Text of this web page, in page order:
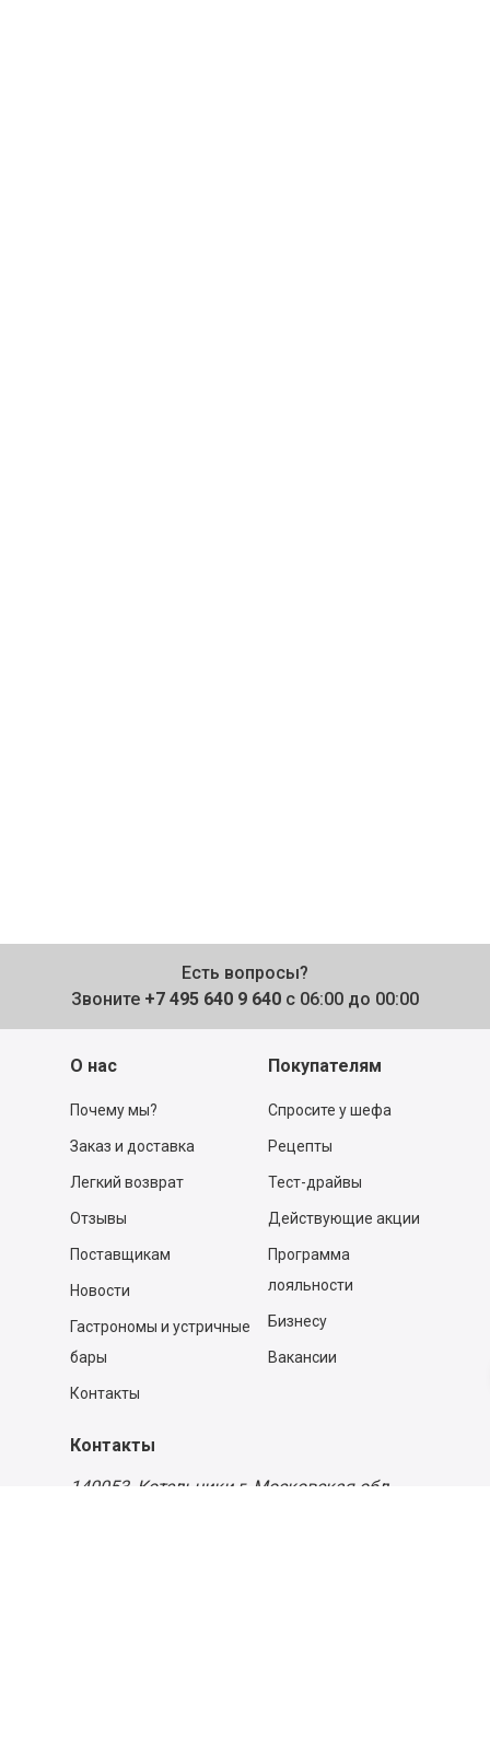
Есть вопросы?
Звоните +7 495 640 9 640 с 06:00 до 00:00
О нас
Почему мы?
Заказ и доставка
Легкий возврат
Отзывы
Поставщикам
Новости
Гастрономы и устричные
бары
Контакты
Покупателям
Спросите у шефа
Рецепты
Тест-драйвы
Действующие акции
Программа
лояльности
Бизнесу
Вакансии
Контакты
140053, Котельники г, Московская обл.